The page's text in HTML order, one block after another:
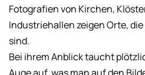
Fotografien von Kirchen,
Industriehallen zeigen Orte,
sind.
Bei ihrem Anblick taucht
Auge auf, was man auf den